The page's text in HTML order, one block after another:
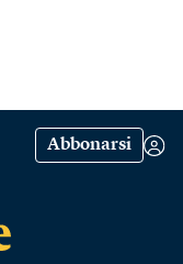
Abbonarsi